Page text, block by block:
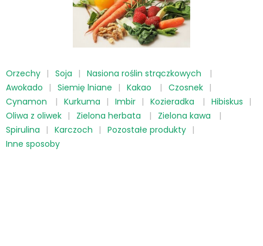
Orzechy Soja
Nasiona roślin strączkowych
Awokado
Siemię lniane Kakao
Czosnek
Cynamon
Kurkuma Imbir Kozieradka
Hibiskus
Oliwa z oliwek
Zielona herbata
Zielona kawa
Spirulina
Karczoch
Pozostałe produkty
Inne sposoby